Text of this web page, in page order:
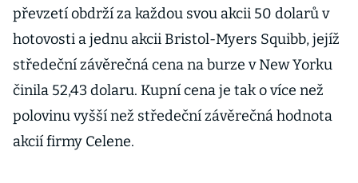
převzetí obdrží za každou svou akcii 50 dolarů v
hotovosti a jednu akcii Bristol-Myers Squibb, jejíž
středeční závěrečná cena na burze v New Yorku
činila 52,43 dolaru. Kupní cena je tak o více než
polovinu vyšší než středeční závěrečná hodnota
akcií firmy Celene.